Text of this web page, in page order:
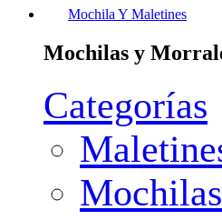
Mochila Y Maletines
Mochilas y
Categorías
Mochilas